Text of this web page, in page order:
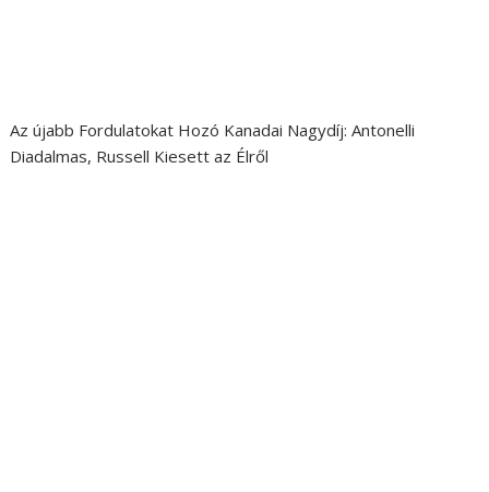
Az újabb Fordulatokat Hozó Kanadai Nagydíj: Antonelli
Diadalmas, Russell Kiesett az Élről